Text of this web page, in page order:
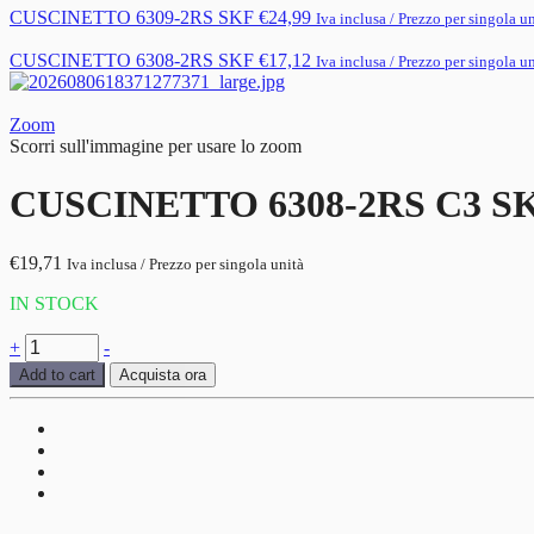
CUSCINETTO 6309-2RS SKF €24,99 Iva inclusa / Prezzo per singola
CUSCINETTO 6308-2RS SKF €17,12 Iva inclusa / Prezzo per singola
Zoom
Scorri sull'immagine per usare lo zoom
CUSCINETTO 6308-2RS C3
€19,71 Iva inclusa / Prezzo per singola unità
IN STOCK
CUSCINETTO
6308-
2RS
SKF
quantità
+ -
Add to cart Acquista ora